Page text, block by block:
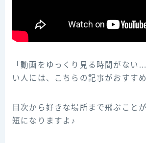
「動画をゆっくり見る時間がない
い人には、こちらの記事がおすすめ
目次から好きな場所まで飛ぶこと
短になりますよ♪